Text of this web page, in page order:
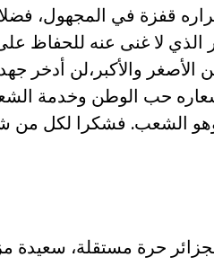
قفزة في المجهول،
الذي لا غنى عنه للحفاظ
الأصغر والأكبر،لن
حب الوطن وخدمة
الشعب. فشكرا لكل من
حرة مستقلة، سعيدة